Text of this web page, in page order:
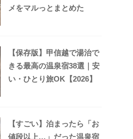
メをマルっとまとめた
【保存版】甲信越で湯治で
きる最高の温泉宿38選｜安
い・ひとり旅OK【2026】
【すごい】泊まったら「お
値段以上…」だった温泉宿